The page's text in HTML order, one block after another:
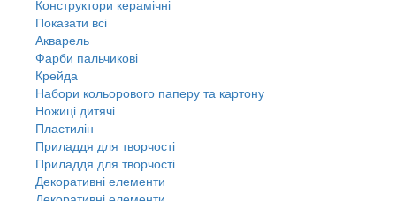
Конструктори керамічні
Показати всі
Акварель
Фарби пальчикові
Крейда
Набори кольорового паперу та картону
Ножиці дитячі
Пластилін
Приладдя для творчості
Приладдя для творчості
Декоративні елементи